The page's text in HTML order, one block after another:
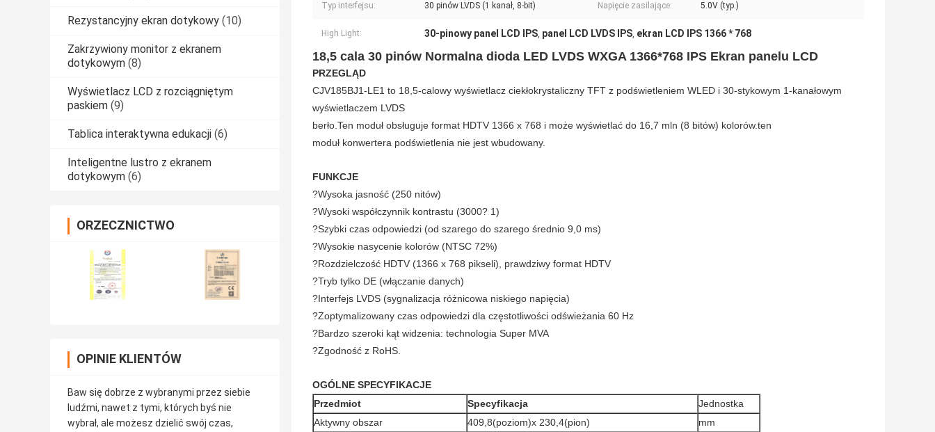
Rezystancyjny ekran dotykowy (10)
Zakrzywiony monitor z ekranem
dotykowym (8)
Wyświetlacz LCD z rozciągniętym
paskiem (9)
Tablica interaktywna edukacji (6)
Inteligentne lustro z ekranem
dotykowym (6)
ORZECZNICTWO
OPINIE KLIENTÓW
Baw się dobrze z wybranymi przez siebie
ludźmi, nawet z tymi, których byś nie
wybrał, ale możesz dzielić swój czas,
Typ interfejsu: 30 pinów LVDS (1 kanał, 8-bit) Napięcie zasilające: 5.0V (typ.)
High Light: 30-pinowy panel LCD IPS, panel LCD LVDS IPS, ekran LCD IPS 1366 * 768
18,5 cala 30 pinów Normalna dioda LED LVDS WXGA 1366*768 IPS Ekran panelu LCD
PRZEGLĄD
CJV185BJ1-LE1 to 18,5-calowy wyświetlacz ciekłokrystaliczny TFT z podświetleniem WLED i 30-stykowym 1-kanałowym
wyświetlaczem LVDS
berło.Ten moduł obsługuje format HDTV 1366 x 768 i może wyświetlać do 16,7 mln (8 bitów) kolorów.ten
moduł konwertera podświetlenia nie jest wbudowany.
FUNKCJE
?Wysoka jasność (250 nitów)
?Wysoki współczynnik kontrastu (3000? 1)
?Szybki czas odpowiedzi (od szarego do szarego średnio 9,0 ms)
?Wysokie nasycenie kolorów (NTSC 72%)
?Rozdzielczość HDTV (1366 x 768 pikseli), prawdziwy format HDTV
?Tryb tylko DE (włączanie danych)
?Interfejs LVDS (sygnalizacja różnicowa niskiego napięcia)
?Zoptymalizowany czas odpowiedzi dla częstotliwości odświeżania 60 Hz
?Bardzo szeroki kąt widzenia: technologia Super MVA
?Zgodność z RoHS.
OGÓLNE SPECYFIKACJE
Przedmiot
Specyfikacja
Jednostka
Aktywny obszar
409,8(poziom)x 230,4(pion)
mm